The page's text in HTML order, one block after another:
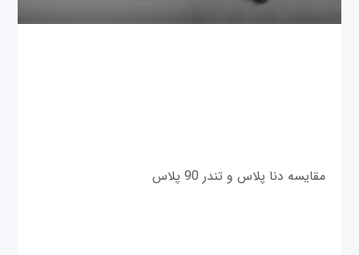
مقایسه دنا پلاس و تندر 90 پلاس